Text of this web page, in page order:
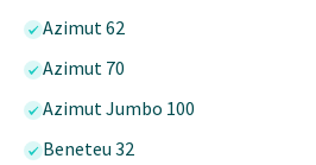
Azimut 62
Azimut 70
Azimut Jumbo 100
Beneteu 32